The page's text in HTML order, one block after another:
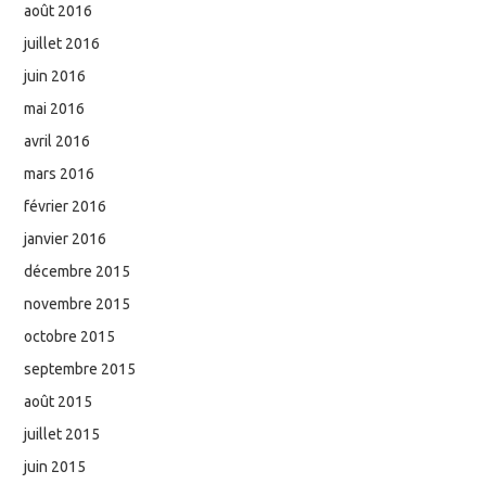
août 2016
juillet 2016
juin 2016
mai 2016
avril 2016
mars 2016
février 2016
janvier 2016
décembre 2015
novembre 2015
octobre 2015
septembre 2015
août 2015
juillet 2015
juin 2015